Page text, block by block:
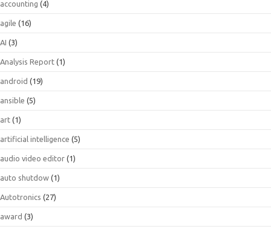
accounting (4)
agile (16)
AI (3)
Analysis Report (1)
android (19)
ansible (5)
art (1)
artificial intelligence (5)
audio video editor (1)
auto shutdow (1)
Autotronics (27)
award (3)